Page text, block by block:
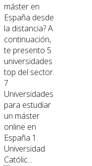
máster en
España desde
la distancia? A
continuación,
te presento 5
universidades
top del sector.
7
Universidades
para estudiar
un máster
online en
España 1.
Universidad
Católic...